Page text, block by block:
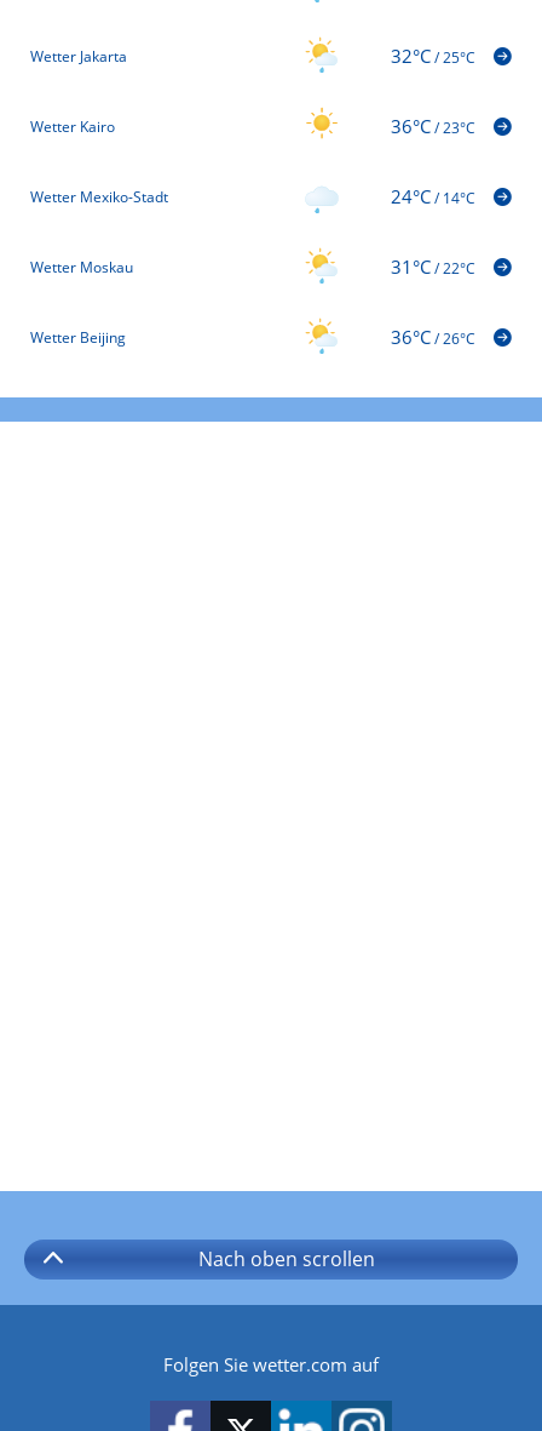
Wetter Jakarta 32°C/25°C
Wetter Kairo 36°C/23°C
Wetter Mexiko-Stadt 24°C/14°C
Wetter Moskau 31°C/22°C
Wetter Beijing 36°C/26°C
Nach oben scrollen
Folgen Sie wetter.com auf